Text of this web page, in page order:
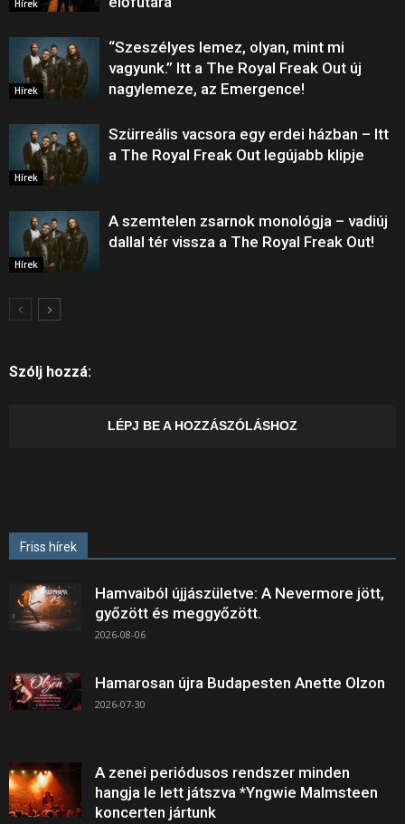
Hírek
Hírek
“Szeszélyes lemez, olyan, mint mi
vagyunk.” Itt a The Royal Freak Out új
nagylemeze, az Emergence!
Hírek
Szürreális vacsora egy erdei házban – Itt
a The Royal Freak Out legújabb klipje
Hírek
A szemtelen zsarnok monológja – vadiúj
dallal tér vissza a The Royal Freak Out!
Szólj hozzá:
LÉPJ BE A HOZZÁSZÓLÁSHOZ
Friss hírek
Hamvaiból újjászületve: A Nevermore jött,
győzött és meggyőzött.
2026-08-06
Hamarosan újra Budapesten Anette Olzon
2026-07-30
A zenei periódusos rendszer minden
hangja le lett játszva *Yngwie Malmsteen
koncerten jártunk